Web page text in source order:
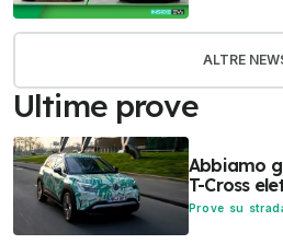
ALTRE
Ultime prove
Abbiamo
T-Cross
Prove su